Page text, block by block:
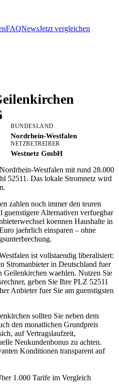
FAQNewsJetzt vergleichen
BUNDESLAND
Nordrhein-Westfalen
NETZBETREIBER
Westnetz GmbH
Westfalen mit rund 28.000
52511. Das lokale Stromnetz wird
zahlen noch immer den teuren
Alternativen verfuegbar
koennen Haushalte in
jaehrlich einsparen – ohne
ist vollstaendig liberalisiert:
Stromanbieter in Deutschland fuer
waehlen. Nutzen Sie
geben Sie Ihre PLZ 52511
Anbieter fuer Sie am guenstigsten
sollten Sie neben dem
den monatlichen Grundpreis
auf Vertragslaufzeit,
Neukundenbonus zu achten.
Konditionen transparent auf
1.000 Tarife im Vergleich